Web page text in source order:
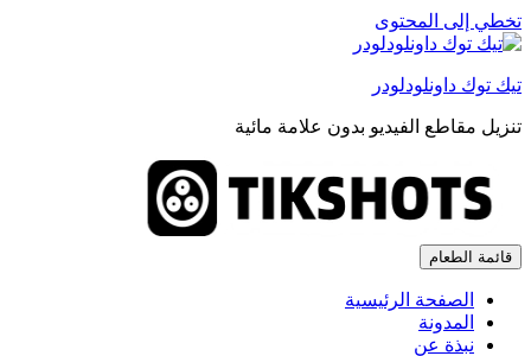
تخطي إلى المحتوى
تيك توك داونلودلودر
تنزيل مقاطع الفيديو بدون علامة مائية
تيك توك داونلودلودر
تنزيل مقاطع الفيديو بدون علامة مائية
قائمة الطعام
الصفحة الرئيسية
المدونة
نبذة عن